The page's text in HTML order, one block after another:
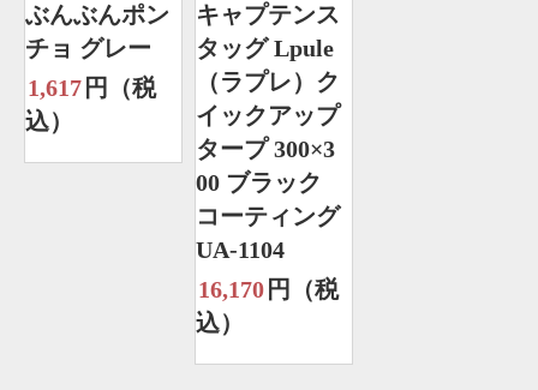
ぶんぶんポン
チョ グレー
1,617 円（税
込）
キャプテンス
タッグ Lpule
（ラプレ）ク
イックアップ
タープ 300×3
00 ブラック
コーティング
UA-1104
16,170 円（税
込）